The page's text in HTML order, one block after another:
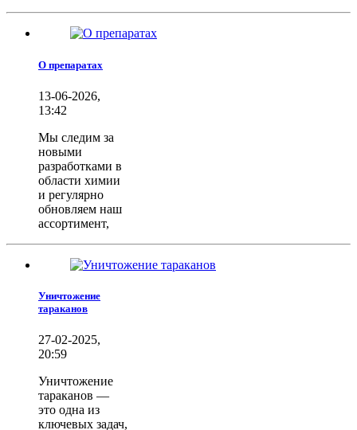
О препаратах
13-06-2026,
13:42
Мы следим за
новыми
разработками в
области химии
и регулярно
обновляем наш
ассортимент,
Уничтожение
тараканов
27-02-2025,
20:59
Уничтожение
тараканов —
это одна из
ключевых задач,